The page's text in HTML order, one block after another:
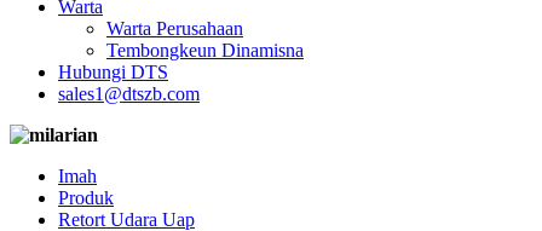
Warta
Warta Perusahaan
Tembongkeun Dinamisna
Hubungi DTS
sales1@dtszb.com
Imah
Produk
Retort Udara Uap